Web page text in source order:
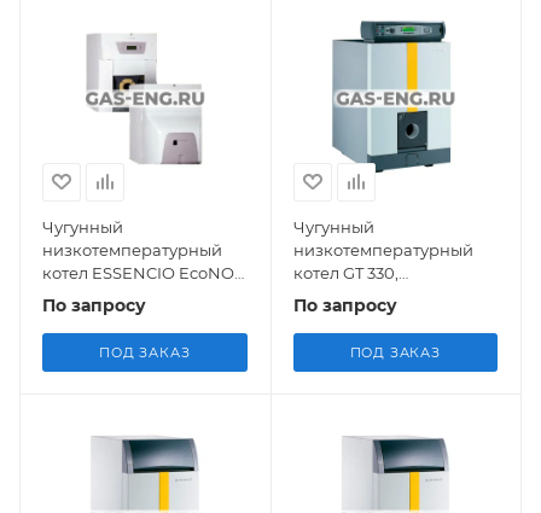
Чугунный
низкотемпературный
котел ESSENCIO EcoNOx
CF/CFU, работающий на
газе/дизельном топливе,
De Dietrich
По запросу
ПОД ЗАКАЗ
Чугунный
низкотемпературный
котел GT 330,
работающий на газе/
дизельном топливе, De
Dietrich
По запросу
ПОД ЗАКАЗ